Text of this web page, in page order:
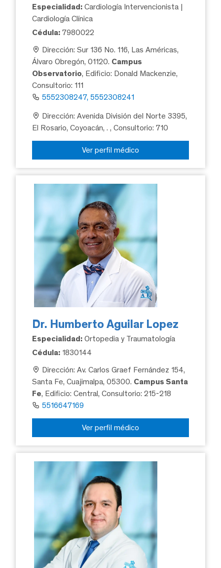
Especialidad: Cardiología Intervencionista |
Cardiología Clínica
Cédula: 7980022
Dirección: Sur 136 No. 116, Las Américas,
Álvaro Obregón, 01120. Campus
Observatorio, Edificio: Donald Mackenzie,
Consultorio: 111
5552308247, 5552308241
Dirección: Avenida División del Norte 3395,
El Rosario, Coyoacán, ., Consultorio: 710
Ver perfil médico
Dr. Humberto Aguilar Lopez
Especialidad: Ortopedia y Traumatología
Cédula: 1830144
Dirección: Av. Carlos Graef Fernández 154,
Santa Fe, Cuajimalpa, 05300. Campus Santa
Fe, Edificio: Central, Consultorio: 215-218
5516647169
Ver perfil médico